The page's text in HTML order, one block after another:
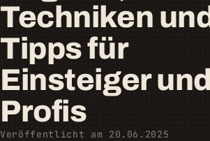
Techniken und
Tipps für
Einsteiger und
Profis
Veröffentlicht am 20.06.2025